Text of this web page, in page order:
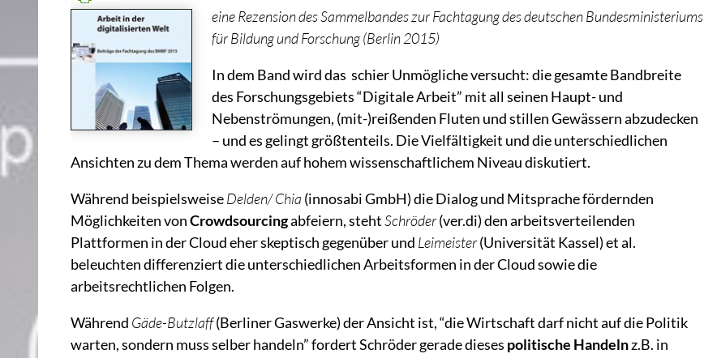
eine Rezension des Sammelbandes zur Fachtagung des deutschen Bundesministeriums
für Bildung und Forschung (Berlin 2015)
In dem Band wird das schier Unmögliche versucht: die gesamte Bandbreite
des Forschungsgebiets “Digitale Arbeit” mit all seinen Haupt- und
Nebenströmungen, (mit-)reißenden Fluten und stillen Gewässern abzudecken
– und es gelingt größtenteils. Die Vielfältigkeit und die unterschiedlichen
Ansichten zu dem Thema werden auf hohem wissenschaftlichem Niveau diskutiert.
Während beispielsweiseDelden/ Chia (innosabi GmbH) die Dialog und Mitsprache fördernden
Möglichkeiten vonCrowdsourcingabfeiern, stehtSchröder(ver.di) den arbeitsverteilenden
Plattformen in der Cloud eher skeptisch gegenüber und Leimeister(Universität Kassel) et al.
beleuchten differenziert die unterschiedlichen Arbeitsformen in der Cloud sowie die
arbeitsrechtlichen Folgen.
Während Gäde-Butzlaff(Berliner Gaswerke) der Ansicht ist, “die Wirtschaft darf nicht auf die Politik
warten, sondern muss selber handeln” fordert Schröder gerade dieses politische Handelnz.B. in